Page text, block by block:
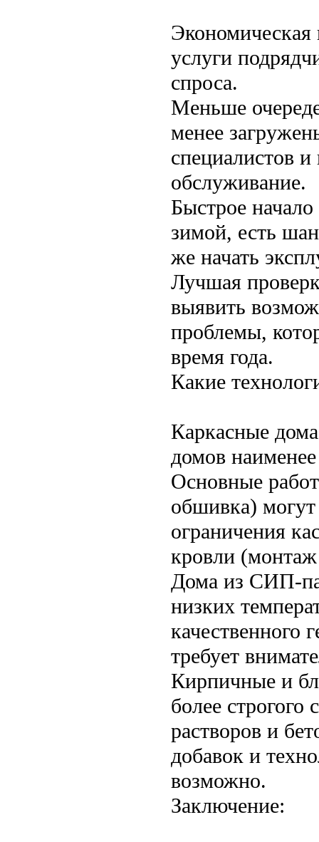
услуги
спроса.
Меньше
менее
специалистов и
обслуживание.
Быстрое начало
зимой, есть
же начать
Лучшая
выявить
проблемы,
время года.
Какие
Каркасные
домов
Основные
обшивка)
ограничения
кровли
Дома из СИП-
низких
качественного
требует
Кирпичные и
более
растворов и
добавок и
возможно.
Заключение: